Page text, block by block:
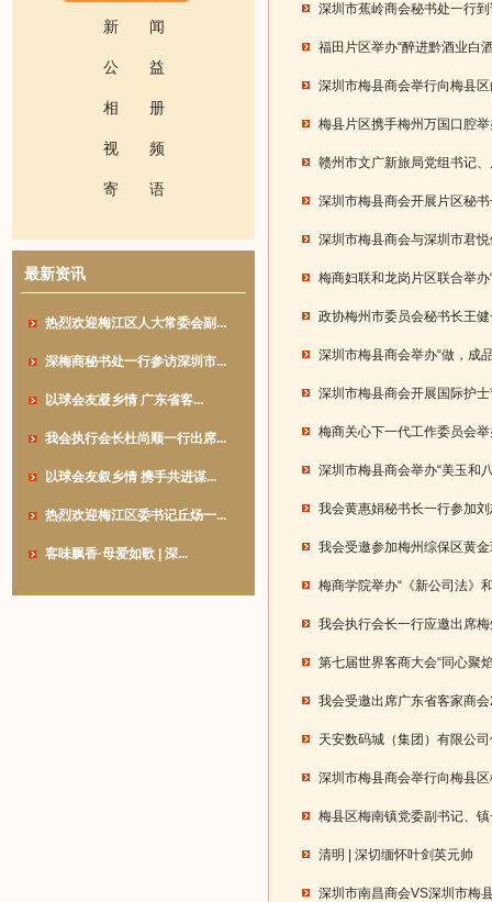
新 闻
公 益
相 册
视 频
寄 语
最新资讯
热烈欢迎梅江区人大常委会副...
深梅商秘书处一行参访深圳市...
以球会友凝乡情 广东省客...
我会执行会长杜尚顺一行出席...
以球会友叙乡情 携手共进谋...
热烈欢迎梅江区委书记丘炀一...
客味飘香·母爱如歌 | 深...
深圳市蕉岭商会秘书处一行
福田片区举办“醉进黔酒业白
深圳市梅县商会举行向梅县
梅县片区携手梅州万国口腔
赣州市文广新旅局党组书记
深圳市梅县商会开展片区秘
深圳市梅县商会与深圳市君
梅商妇联和龙岗片区联合举
政协梅州市委员会秘书长王
深圳市梅县商会举办“做，成
深圳市梅县商会开展国际护
梅商关心下一代工作委员会
深圳市梅县商会举办“美玉和
我会黄惠娟秘书长一行参加
我会受邀参加梅州综保区黄
梅商学院举办“《新公司法》
我会执行会长一行应邀出席
第七届世界客商大会“同心聚
我会受邀出席广东省客家商
天安数码城（集团）有限公
深圳市梅县商会举行向梅县
梅县区梅南镇党委副书记、
清明 | 深切缅怀叶剑英元帅
深圳市南昌商会VS深圳市梅